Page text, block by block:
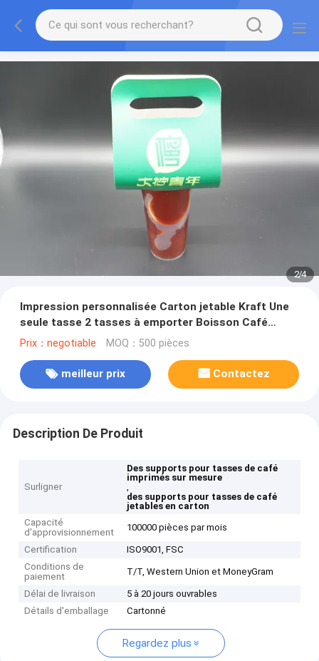
2/4
Impression personnalisée Carton jetable Kraft Une
seule tasse 2 tasses à emporter Boisson Café
Porteurs de tasses en papier
Prix：negotiable MOQ：500 pièces
meilleur prix Contactez
Description De Produit
Surligner
Des supports pour tasses de café
imprimés sur mesure
,
des supports pour tasses de café
jetables en carton
Capacité
d'approvisionnement
100000 pièces par mois
Certification
ISO9001, FSC
Conditions de
paiement
T/T, Western Union et MoneyGram
Délai de livraison
5 à 20 jours ouvrables
Détails d'emballage
Cartonné
Regardez plus